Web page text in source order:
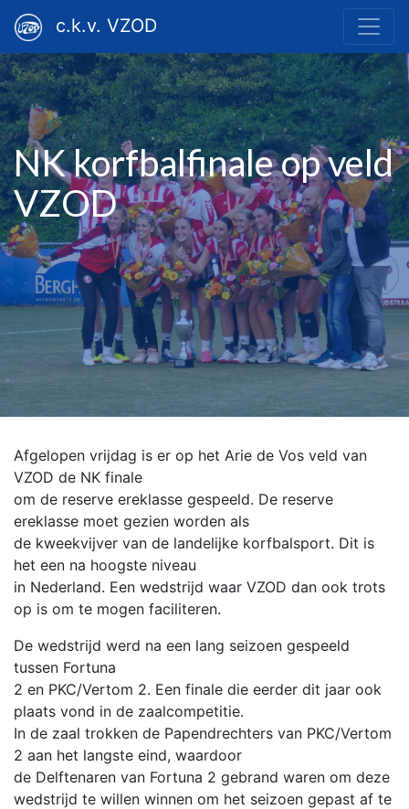
c.k.v. VZOD
NK korfbalfinale op veld
VZOD
Afgelopen vrijdag is er op het Arie de Vos veld van
VZOD de NK finale
om de reserve ereklasse gespeeld. De reserve
ereklasse moet gezien worden als
de kweekvijver van de landelijke korfbalsport. Dit is
het een na hoogste niveau
in Nederland. Een wedstrijd waar VZOD dan ook trots
op is om te mogen faciliteren.
De wedstrijd werd na een lang seizoen gespeeld
tussen Fortuna
2 en PKC/Vertom 2. Een finale die eerder dit jaar ook
plaats vond in de zaalcompetitie.
In de zaal trokken de Papendrechters van PKC/Vertom
2 aan het langste eind, waardoor
de Delftenaren van Fortuna 2 gebrand waren om deze
wedstrijd te willen winnen om het seizoen gepast af te